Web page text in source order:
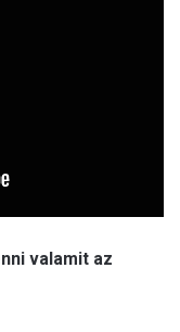
valamit az